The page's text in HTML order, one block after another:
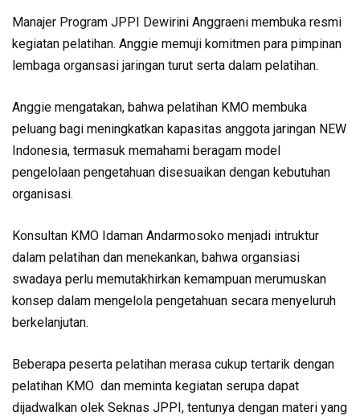
Manajer Program JPPI Dewirini Anggraeni membuka resmi
kegiatan pelatihan. Anggie memuji komitmen para pimpinan
lembaga organsasi jaringan turut serta dalam pelatihan.
Anggie mengatakan, bahwa pelatihan KMO membuka
peluang bagi meningkatkan kapasitas anggota jaringan NEW
Indonesia, termasuk memahami beragam model
pengelolaan pengetahuan disesuaikan dengan kebutuhan
organisasi.
Konsultan KMO Idaman Andarmosoko menjadi intruktur
dalam pelatihan dan menekankan, bahwa organsiasi
swadaya perlu memutakhirkan kemampuan merumuskan
konsep dalam mengelola pengetahuan secara menyeluruh
berkelanjutan.
Beberapa peserta pelatihan merasa cukup tertarik dengan
pelatihan KMO dan meminta kegiatan serupa dapat
dijadwalkan olek Seknas JPPI, tentunya dengan materi yang